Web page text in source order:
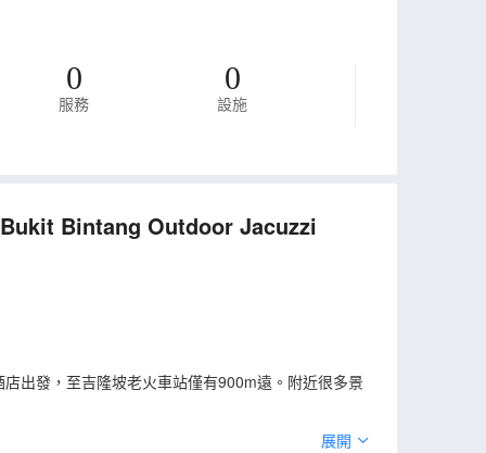
0
服務
0
設施
Bintang Outdoor Jacuzzi
出發，至吉隆坡老火車站僅有900m遠。附近很多景
的一天後想在自己的客房內放鬆，提供吹風機的客
展開